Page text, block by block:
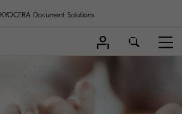
KYOCERA Document Solutions